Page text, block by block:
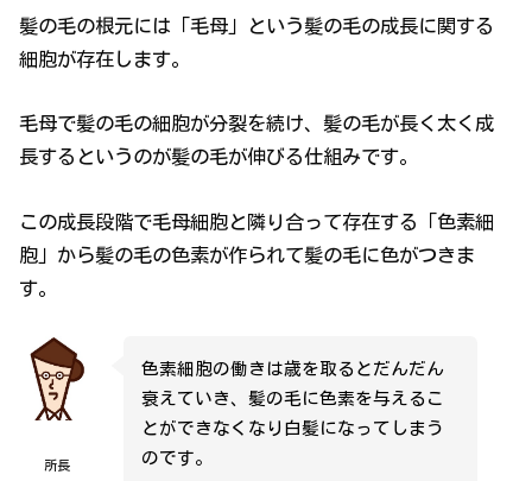
髪の毛の根元には「毛母」という髪の毛の成長に関する
細胞が存在します。
毛母で髪の毛の細胞が分裂を続け、髪の毛が長く太く成
長するというのが髪の毛が伸びる仕組みです。
この成長段階で毛母細胞と隣り合って存在する「色素細
胞」から髪の毛の色素が作られて髪の毛に色がつきま
す。
所長
色素細胞の働きは歳を取るとだんだん
衰えていき、髪の毛に色素を与えるこ
とができなくなり白髪になってしまう
のです。